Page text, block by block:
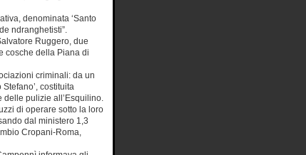
denominata ‘Santo
ndranghetisti”.
Ruggero, due
cosche della Piana di
criminali: da un
costituita
delle pulizie all’Esquilino.
di operare sotto la loro
dal ministero 1,3
Cropani-Roma,